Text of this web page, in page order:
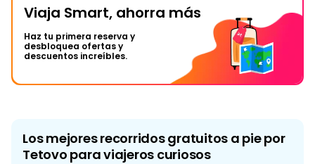
Viaja Smart, ahorra más
Haz tu primera reserva y
desbloquea ofertas y
descuentos increíbles.
Los mejores recorridos gratuitos a pie por
Tetovo para viajeros curiosos